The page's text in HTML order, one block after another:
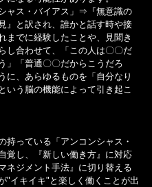
ャス・バイアス」⇒『無意識の
』と訳され、誰かと話す時や接
までに経験したことや、見聞き
し合わせて、「この人は〇〇だ
」「普通〇〇だからこうだろ
に、あらゆるものを「自分なり
いう脳の機能によって引き起こ
持っている「アンコンシャス・
覚し、『新しい働き方』に対応
ネジメント手法』に切り替える
"イキイキ"と楽しく働くことが出